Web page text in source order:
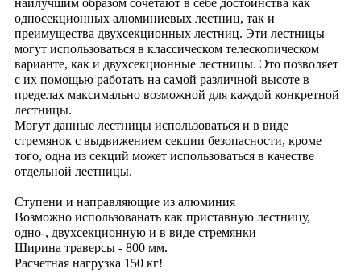
односекционных алюминиевых лестниц, так и
преимущества двухсекционных лестниц. Эти лестницы
могут использоваться в классическом телескопическом
варианте, как и двухсекционные лестницы. Это позволяет
с их помощью работать на самой различной высоте в
пределах максимально возможной для каждой конкретной
лестницы.
Могут данные лестницы использоваться и в виде
стремянок с выдвижением секции безопасности, кроме
того, одна из секций может использоваться в качестве
отдельной лестницы.
Ступени и направляющие из алюминия
Возможно использованать как приставную лестницу,
одно-, двухсекционную и в виде стремянки
Ширина траверсы - 800 мм.
Расчетная нагрузка 150 кг!